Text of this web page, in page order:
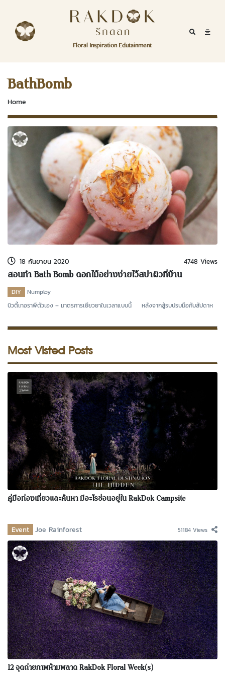
RakDok (รักดอก)
Floral Inspiration Edutainment
Mobile
RakDok
Menu
MAGAZINE
EDUTAINMENT
RAKDOK
MARKET
ABOUT
CONTACT
Channel Facebook
Twitter
Channel Youtube
BathBomb
Home
18 กันยายน 2020 4748 Views
สอนทำ Bath Bomb ดอกไม้อย่างง่ายไว้สปาผิวที่บ้าน
DIY
Numploy
บิวตี้เทอราพีตัวเอง – มาตรการเยียวยาในเวลาแบบนี้ หลังจากสู้รบปรบมือกับสัปดาห
Most Visted Posts
คู่มือท่องเที่ยวและค้นหา มีอะไรซ่อนอยู่ใน RakDok Campsite
Event Joe Rainforest 51184 Views
12 จุดถ่ายภาพห้ามพลาด RakDok Floral Week(s)